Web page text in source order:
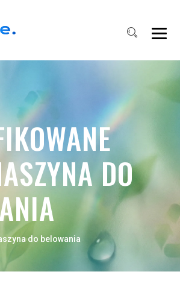
DO
do belowania